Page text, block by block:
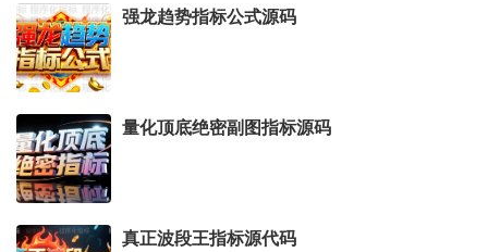
强龙趋势指标公式源码
量化顶底绝密副图指标源码
真正波段王指标源代码